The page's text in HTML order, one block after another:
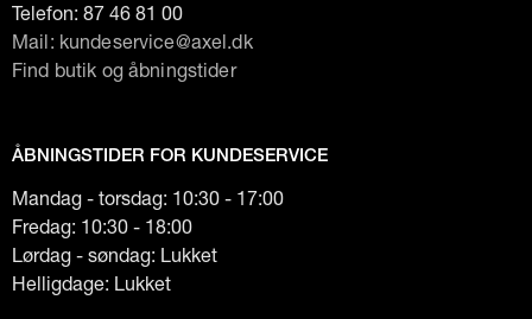
Telefon: 87 46 81 00
Mail: kundeservice@axel.dk
Find butik og åbningstider
ÅBNINGSTIDER FOR KUNDESERVICE
Mandag - torsdag: 10:30 - 17:00
Fredag: 10:30 - 18:00
Lørdag - søndag: Lukket
Helligdage: Lukket